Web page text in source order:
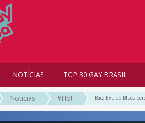
NOTÍCIAS TOP 30 GAY BRASIL
Notícias #Hot Baco Exu do Blues